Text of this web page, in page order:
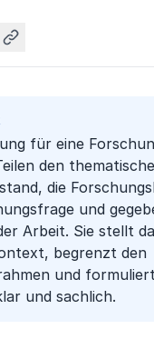
für eine
den
die
und
Arbeit. Sie stellt
begrenzt den
und
und sachlich.